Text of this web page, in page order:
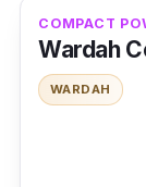
Walaupun
tapi loose
diperkaya
COMPACT
Wardah
WARDAH